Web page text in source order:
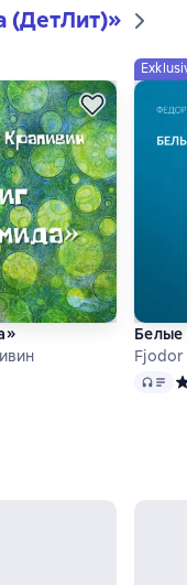
(ДетЛит)»
4,6 на основе 15 оценок
Белые
Fjodor
Audio